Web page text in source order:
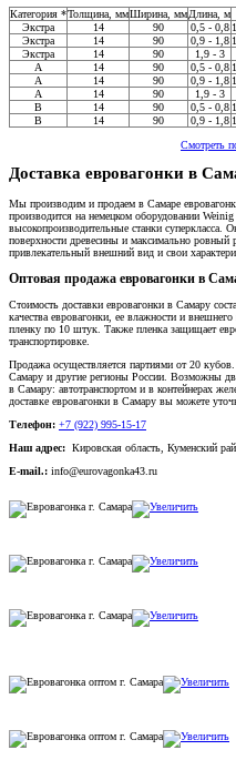
Категория *Толщина, ммШирина, ммДлина, м
Экстра
14 90 0,5 - 0,8
Экстра
14 90 0,9 - 1,8
Экстра
14 90 1,9 - 3
A
14 90 0,5 - 0,8
A
14 90 0,9 - 1,8
A
14 90 1,9 - 3
В
14 90 0,5 - 0,8
В
14 90 0,9 - 1,8
Смотреть
Доставка евровагонки в
Мы производим и продаем в Самаре
производится на немецком оборудовании
высокопроизводительные станки суперкласса.
поверхности древесины и максимально ровный
привлекательный внешний вид и свои
Оптовая продажа евровагонки в
Стоимость доставки евровагонки в Самару
качества евровагонки, ее влажности и
пленку по 10 штук. Также пленка защищает
транспортировке.
Продажа осуществляется партиями от 20
Самару и другие регионы России. Возможны
в Самару: автотранспортом и в контейнерах
доставке евровагонки в Самару вы можете
Телефон: +7 (922) 995-15-17
Наш адрес: Кировская область, Куменский
E-mail.: info@eurovagonka43.ru